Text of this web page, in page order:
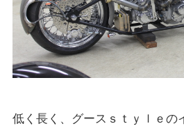
低く長く、グースｓｔｙｌｅの